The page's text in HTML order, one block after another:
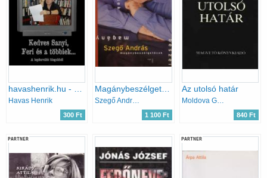
havashenrik.hu - Kedves Sanyi, Feri és a többiek...
Havas Henrik
300 Ft
Magánybeszélgetések
Szegő András
1 100 Ft
Az utolsó határ
Moldova György
840 Ft
PARTNER PARTNER